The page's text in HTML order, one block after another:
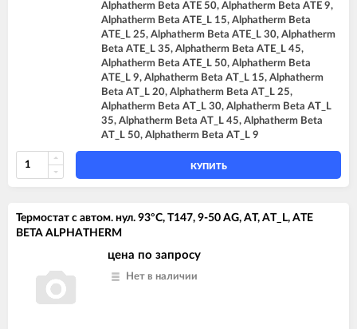
Alphatherm Beta ATE 50, Alphatherm Beta ATE 9,
Alphatherm Beta ATE_L 15, Alphatherm Beta
ATE_L 25, Alphatherm Beta ATE_L 30, Alphatherm
Beta ATE_L 35, Alphatherm Beta ATE_L 45,
Alphatherm Beta ATE_L 50, Alphatherm Beta
ATE_L 9, Alphatherm Beta AT_L 15, Alphatherm
Beta AT_L 20, Alphatherm Beta AT_L 25,
Alphatherm Beta AT_L 30, Alphatherm Beta AT_L
35, Alphatherm Beta AT_L 45, Alphatherm Beta
AT_L 50, Alphatherm Beta AT_L 9
КУПИТЬ
Термостат с автом. нул. 93°C, T147, 9-50 AG, AT, AT_L, ATE
BETA ALPHATHERM
цена по запросу
Нет в наличии